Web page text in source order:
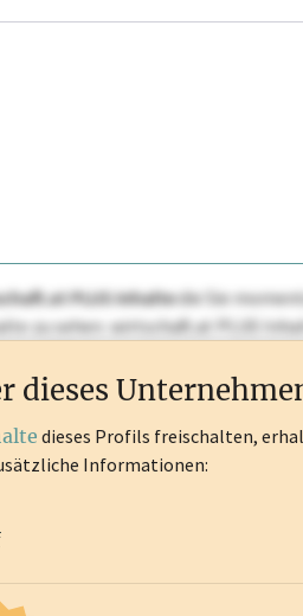
PLUS Inhaltedie Sie
zu sehen. wirtschaft.at PLUS
dieses Profils freischalten,
Informationen: